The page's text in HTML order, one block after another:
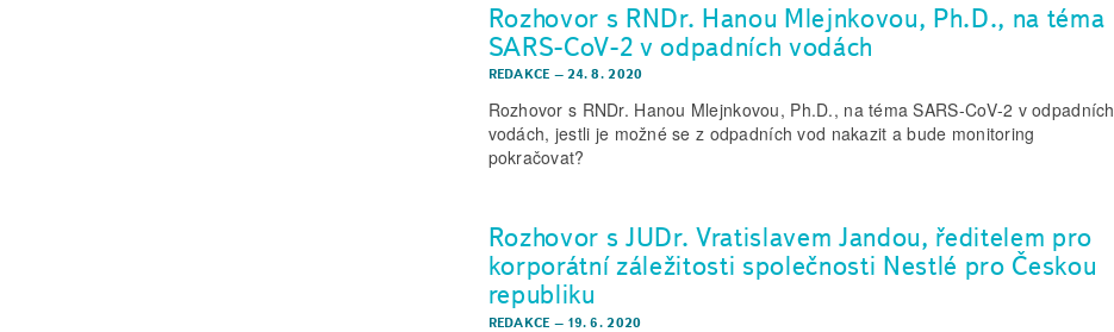
Rozhovor s RNDr. Hanou Mlejnkovou, Ph.D., na téma
SARS-CoV-2 v odpadních vodách
REDAKCE –24. 8. 2020
Rozhovor s RNDr. Hanou Mlejnkovou, Ph.D., na téma SARS-CoV-2 v odpadních
vodách, jestli je možné se z odpadních vod nakazit a bude monitoring
pokračovat?
Rozhovor s JUDr. Vratislavem Jandou, ředitelem pro
korporátní záležitosti společnosti Nestlé pro Českou
republiku
REDAKCE – 19. 6. 2020